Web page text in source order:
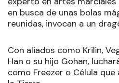
en busca de unas bolas
reunidas, invocan a un
Con aliados como Krilin,
Han o su hijo Gohan,
como Freezer o Célula